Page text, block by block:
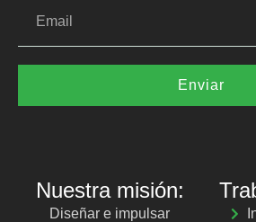
Enviar
Nuestra misión:
Diseñar e impulsar